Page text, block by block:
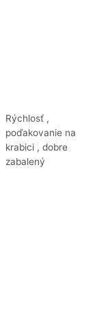
Rýchlosť ,
poďakovanie na
krabici , dobre
zabalený